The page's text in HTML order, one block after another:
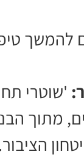
להמשך
'שוטרי
מתוך